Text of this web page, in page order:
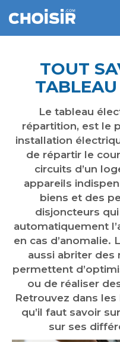
TOUT
Le tableau
répartition, est le
installation
de répartir le
circuits d’un
appareils
biens et des
disjoncteurs
automatiquement
en cas d’anomalie.
aussi abriter
permettent
ou de réaliser
Retrouvez dans
qu’il faut savoir
sur ses